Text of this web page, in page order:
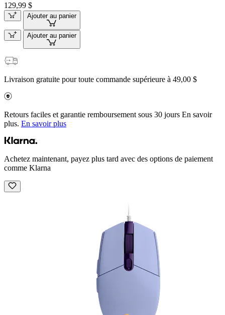
129,99 $
Ajouter au panier
Ajouter au panier
Livraison gratuite pour toute commande supérieure à 49,00 $
Retours faciles et garantie remboursement sous 30 jours En savoir
plus. En savoir plus
Achetez maintenant, payez plus tard avec des options de paiement
comme Klarna